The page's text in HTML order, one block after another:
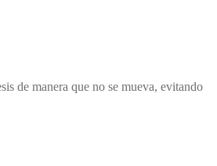
de manera que no se mueva, evitando